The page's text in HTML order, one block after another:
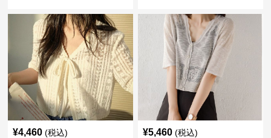
¥4,460 (税込) ¥5,460 (税込)